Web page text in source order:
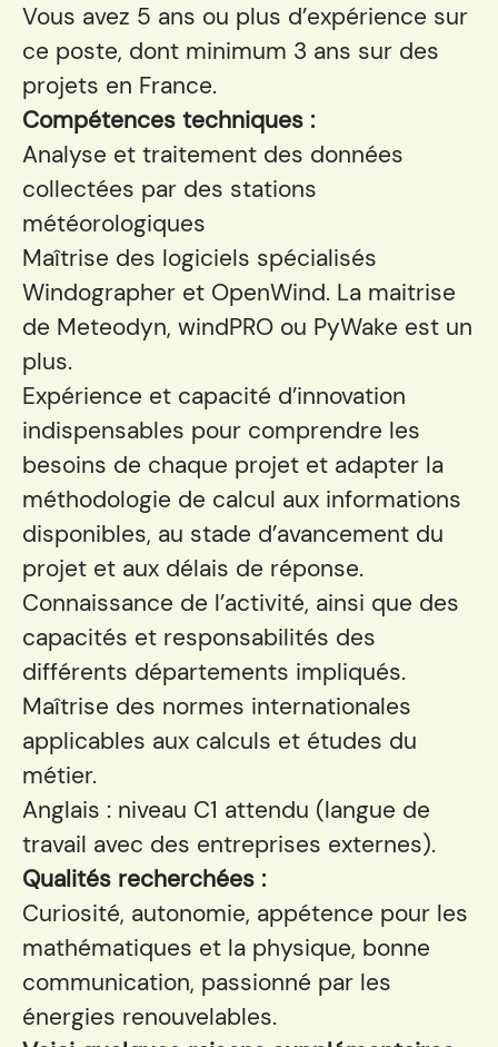
Vous avez 5 ans ou plus d’expérience sur
ce poste, dont minimum 3 ans sur des
projets en France.
Compétences techniques :
Analyse et traitement des données
collectées par des stations
météorologiques
Maîtrise des logiciels spécialisés
Windographer et OpenWind. La maitrise
de Meteodyn, windPRO ou PyWake est un
plus.
Expérience et capacité d’innovation
indispensables pour comprendre les
besoins de chaque projet et adapter la
méthodologie de calcul aux informations
disponibles, au stade d’avancement du
projet et aux délais de réponse.
Connaissance de l’activité, ainsi que des
capacités et responsabilités des
différents départements impliqués.
Maîtrise des normes internationales
applicables aux calculs et études du
métier.
Anglais : niveau C1 attendu (langue de
travail avec des entreprises externes).
Qualités recherchées :
Curiosité, autonomie, appétence pour les
mathématiques et la physique, bonne
communication, passionné par les
énergies renouvelables.